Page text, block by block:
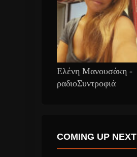
Ελένη Μανουσάκη -
ραδιοΣυντροφιά
COMING UP NEXT